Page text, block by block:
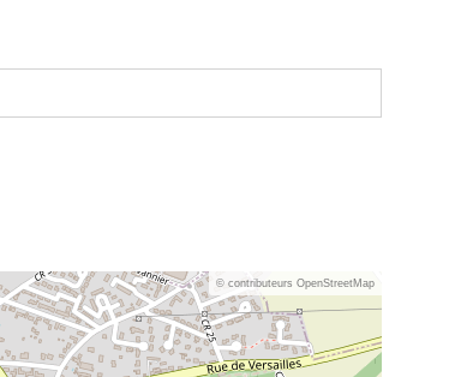
© contributeurs OpenStreetMap